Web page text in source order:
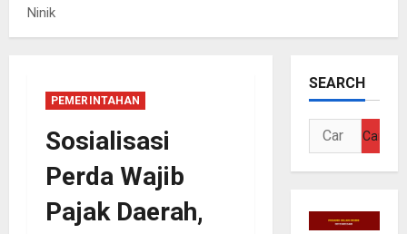
Ninik
PEMERINTAHAN
Sosialisasi
Perda Wajib
Pajak Daerah,
SEARCH
Cari
untuk: